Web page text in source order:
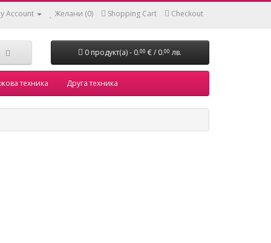
Account Желани (0) Shopping Cart Checkout
0 продукт(а) - 0.00 € / 0.00 лв.
техника Друга техника